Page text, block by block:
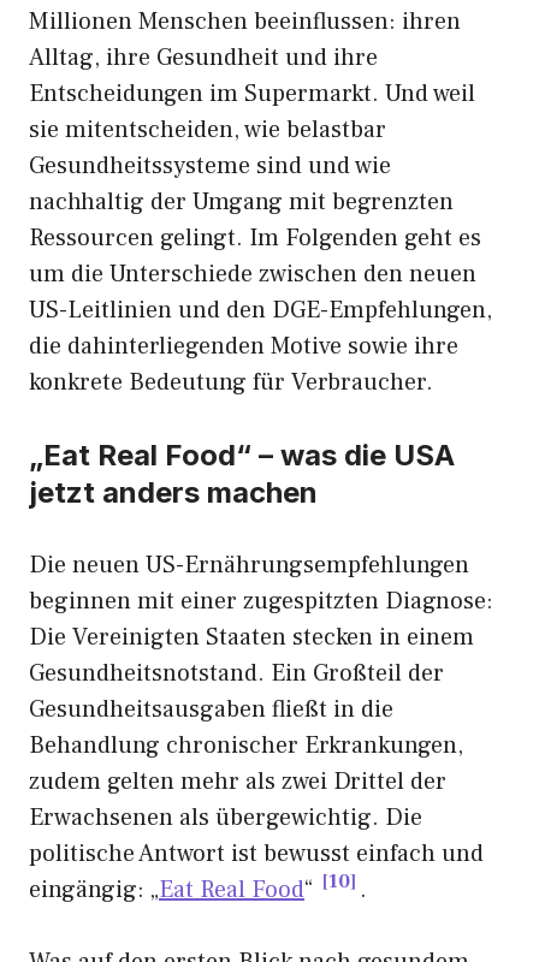
Millionen Menschen beeinflussen: ihren
Alltag, ihre Gesundheit und ihre
Entscheidungen im Supermarkt. Und weil
sie mitentscheiden, wie belastbar
Gesundheitssysteme sind und wie
nachhaltig der Umgang mit begrenzten
Ressourcen gelingt. Im Folgenden geht es
um die Unterschiede zwischen den neuen
US-Leitlinien und den DGE-Empfehlungen,
die dahinterliegenden Motive sowie ihre
konkrete Bedeutung für Verbraucher.
„Eat Real Food“ – was die USA
jetzt anders machen
Die neuen US-Ernährungsempfehlungen
beginnen mit einer zugespitzten Diagnose:
Die Vereinigten Staaten stecken in einem
Gesundheitsnotstand. Ein Großteil der
Gesundheitsausgaben fließt in die
Behandlung chronischer Erkrankungen,
zudem gelten mehr als zwei Drittel der
Erwachsenen als übergewichtig. Die
politische Antwort ist bewusst einfach und
eingängig: „Eat Real Food“ 10 .